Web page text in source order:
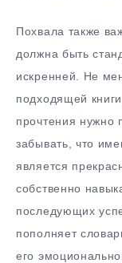
Похвала также
должна быть
искренней. Не
подходящей
прочтения нужно
забывать, что
является
собственно
последующих
пополняет
его